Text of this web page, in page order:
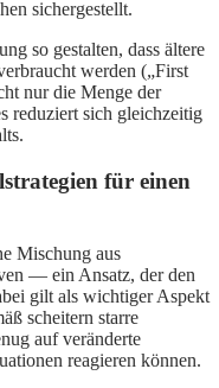
sichergestellt.
so gestalten, dass ältere
werden („First
nur die Menge der
reduziert sich gleichzeitig
für einen
Mischung aus
— ein Ansatz, der den
gilt als wichtiger Aspekt
scheitern starre
auf veränderte
reagieren können.